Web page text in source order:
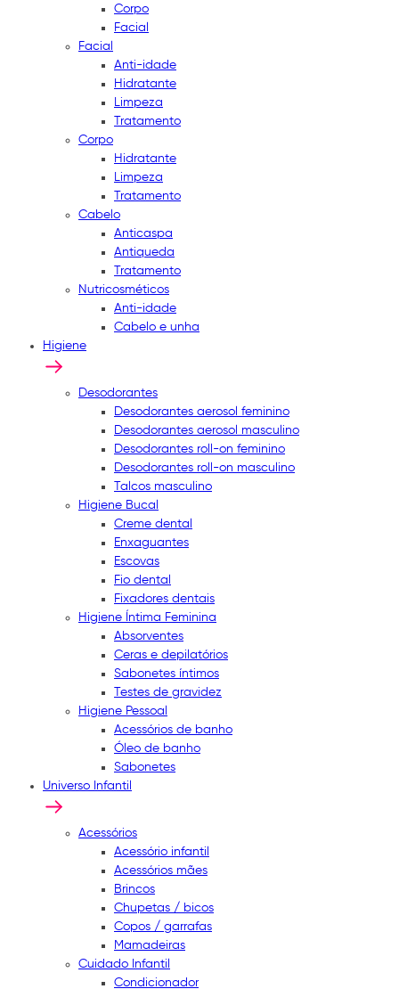
Corpo
Facial
Facial
Anti-idade
Hidratante
Limpeza
Tratamento
Corpo
Hidratante
Limpeza
Tratamento
Cabelo
Anticaspa
Antiqueda
Tratamento
Nutricosméticos
Anti-idade
Cabelo e unha
Higiene
Desodorantes
Desodorantes aerosol feminino
Desodorantes aerosol masculino
Desodorantes roll-on feminino
Desodorantes roll-on masculino
Talcos masculino
Higiene Bucal
Creme dental
Enxaguantes
Escovas
Fio dental
Fixadores dentais
Higiene Íntima Feminina
Absorventes
Ceras e depilatórios
Sabonetes íntimos
Testes de gravidez
Higiene Pessoal
Acessórios de banho
Óleo de banho
Sabonetes
Universo Infantil
Acessórios
Acessório infantil
Acessórios mães
Brincos
Chupetas / bicos
Copos / garrafas
Mamadeiras
Cuidado Infantil
Condicionador